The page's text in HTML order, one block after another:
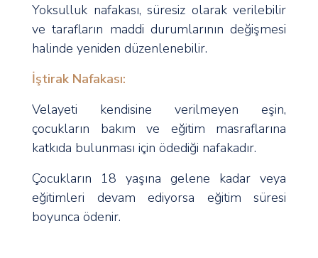
Yoksulluk nafakası, süresiz olarak verilebilir
ve tarafların maddi durumlarının değişmesi
halinde yeniden düzenlenebilir.
İştirak Nafakası:
Velayeti kendisine verilmeyen eşin,
çocukların bakım ve eğitim masraflarına
katkıda bulunması için ödediği nafakadır.
Çocukların 18 yaşına gelene kadar veya
eğitimleri devam ediyorsa eğitim süresi
boyunca ödenir.